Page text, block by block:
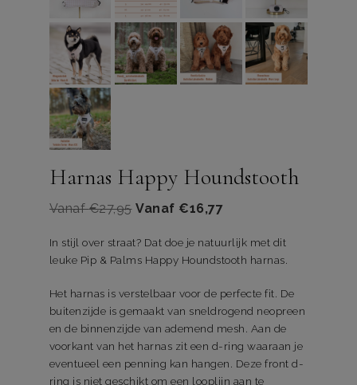
Harnas Happy Houndstooth
Vanaf€27,95 Vanaf €16,77
In stijl over straat? Dat doe je natuurlijk met dit
leuke Pip & Palms Happy Houndstooth harnas.
Het harnas is verstelbaar voor de perfecte fit. De
buitenzijde is gemaakt van sneldrogend neopreen
en de binnenzijde van ademend mesh. Aan de
voorkant van het harnas zit een d-ring waaraan je
eventueel een penning kan hangen. Deze front d-
ring is niet geschikt om een looplijn aan te